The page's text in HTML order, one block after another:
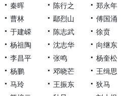
秦晖 陈行之 郑永年
曹林
鄢烈山 傅国涌
于建嵘
陈志武 徐贲
杨祖陶
沈志华 向继东
李昌平
张鸣 杨奎松
杨鹏
邓晓芒 王缉思
马玲
王振东 狄马